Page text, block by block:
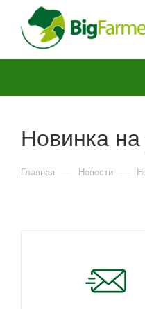
Новинка
Главная — Новости —